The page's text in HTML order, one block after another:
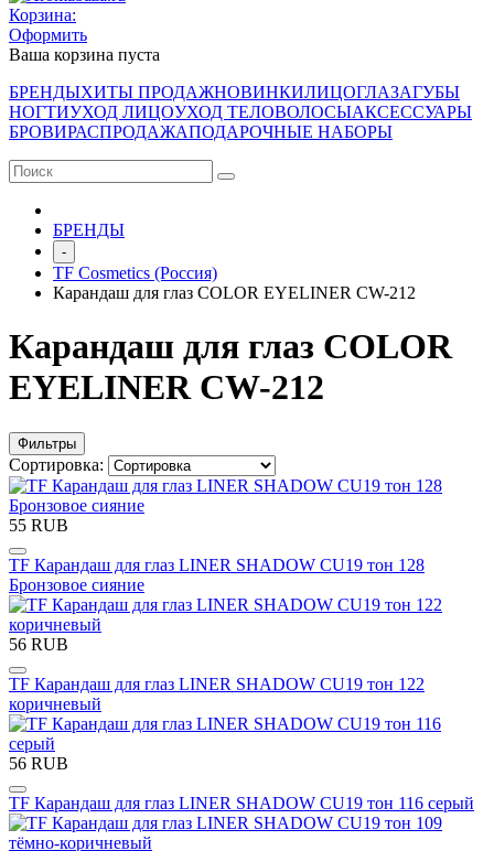
Корзина:
Оформить
Ваша корзина пуста
БРЕНДЫХИТЫ ПРОДАЖНОВИНКИЛИЦОГЛАЗАГУБЫ
НОГТИУХОД ЛИЦОУХОД ТЕЛОВОЛОСЫАКСЕССУАРЫ
БРОВИРАСПРОДАЖАПОДАРОЧНЫЕ НАБОРЫ
БРЕНДЫ
-
TF Cosmetics (Россия)
Карандаш для глаз COLOR EYELINER CW-212
Карандаш для глаз COLOR
EYELINER CW-212
Фильтры
Сортировка:
55 RUB
TF Карандаш для глаз LINER SHADOW CU19 тон 128
Бронзовое сияние
56 RUB
TF Карандаш для глаз LINER SHADOW CU19 тон 122
коричневый
56 RUB
TF Карандаш для глаз LINER SHADOW CU19 тон 116 серый